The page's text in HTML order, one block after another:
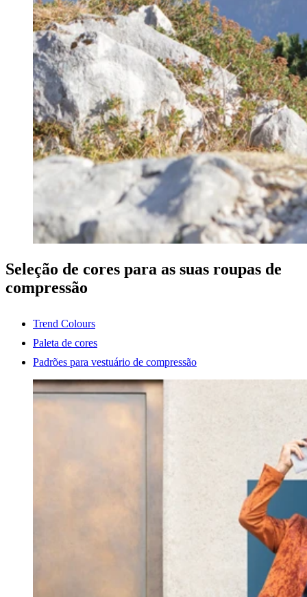
Seleção de cores para as suas roupas de
compressão
Trend Colours
Paleta de cores
Padrões para vestuário de compressão